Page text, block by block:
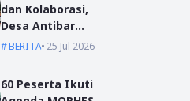
dan Kolaborasi,
Desa Antibar
Sambut Mahasiswa
BERITA 25 Jul 2026
60 Peserta Ikuti